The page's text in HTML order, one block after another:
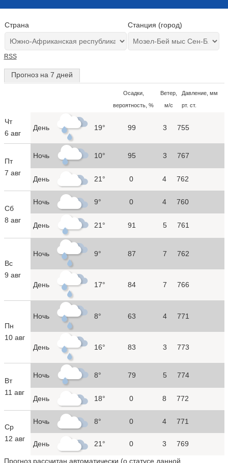
Страна Станция (город)
RSS
Прогноз на 7 дней
Осадки,
вероятность, %
Ветер,
м/с
Давление, мм
рт. ст.
Чт
6 авг
День 19° 99 3 755
Пт
7 авг
Ночь 10° 95 3 767
День 21° 0 4 762
Сб
8 авг
Ночь 9° 0 4 760
День 21° 91 5 761
Вс
9 авг
Ночь 9° 87 7 762
День 17° 84 7 766
Пн
10 авг
Ночь 8° 63 4 771
День 16° 83 3 773
Вт
11 авг
Ночь 8° 79 5 774
День 18° 0 8 772
Ср
12 авг
Ночь 8° 0 4 771
День 21° 0 3 769
Прогноз рассчитан автоматически (о статусе данной